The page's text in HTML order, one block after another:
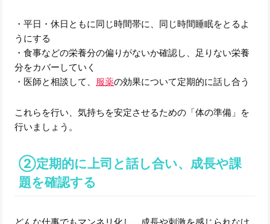
・平日・休日ともに同じ時間帯に、同じ時間睡眠をとるよ
うにする
・食事などの栄養分の偏りがないか確認し、足りない栄養
分をカバーしていく
・医師と相談して、 服薬の効果について定期的に話し合う
これらを行い、気持ちを安定させるための「体の準備」を
行いましょう。
②定期的に上司と話し合い、成長や課
題を確認する